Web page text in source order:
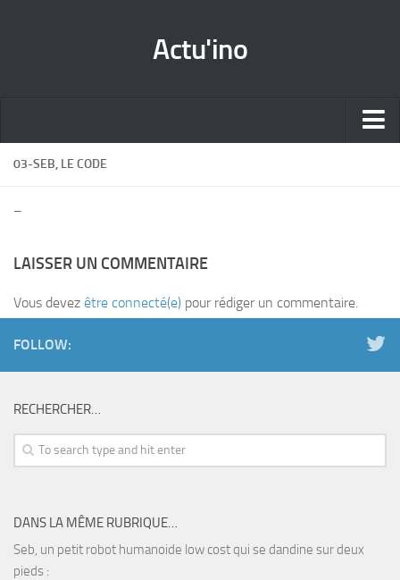
Actu'ino
Accueil
Tutos
Docs&Référence
03-SEB, LE CODE
–
LAISSER UN COMMENTAIRE
Vous devez être connecté(e) pour rédiger un commentaire.
FOLLOW:
RECHERCHER…
DANS LA MÊME RUBRIQUE…
Seb, un petit robot humanoide low cost qui se dandine sur deux
pieds :